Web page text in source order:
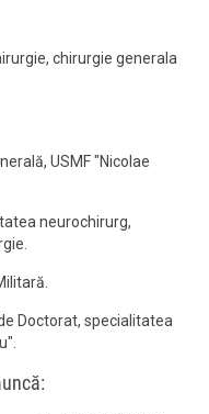
chirurgie generala
USMF "Nicolae
neurochirurg,
Doctorat, specialitatea